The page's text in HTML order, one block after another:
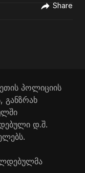
Share
პოლიციის
განზრახ
დ.შ.